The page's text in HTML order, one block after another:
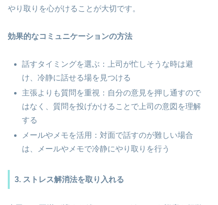
やり取りを心がけることが大切です。
効果的なコミュニケーションの方法
話すタイミングを選ぶ：上司が忙しそうな時は避
け、冷静に話せる場を見つける
主張よりも質問を重視：自分の意見を押し通すので
はなく、質問を投げかけることで上司の意図を理解
する
メールやメモを活用：対面で話すのが難しい場合
は、メールやメモで冷静にやり取りを行う
3. ストレス解消法を取り入れる